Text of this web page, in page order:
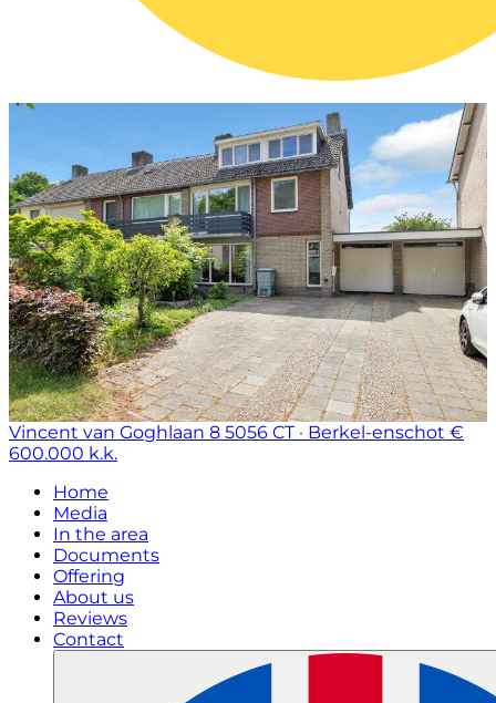
Vincent van Goghlaan 8 5056 CT · Berkel-enschot €
600.000 k.k.
Home
Media
In the area
Documents
Offering
About us
Reviews
Contact